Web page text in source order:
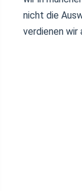
nicht die
verdienen wir